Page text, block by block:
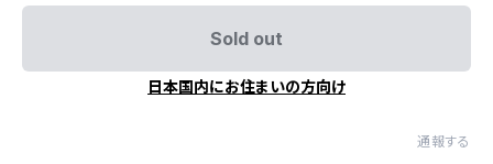
Sold out
日本国内にお住まいの方向け
通報する